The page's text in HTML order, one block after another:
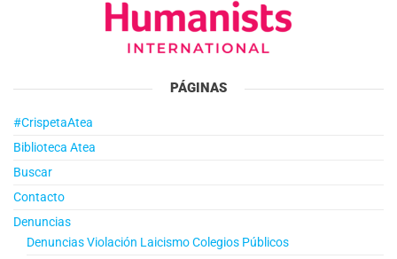
PÁGINAS
#CrispetaAtea
Biblioteca Atea
Buscar
Contacto
Denuncias
Denuncias Violación Laicismo Colegios Públicos